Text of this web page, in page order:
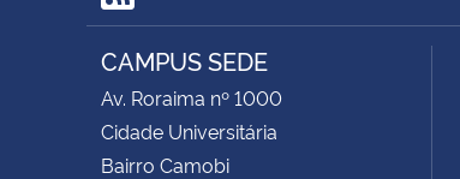
RSS
CAMPUS SEDE
Av. Roraima nº 1000
Cidade Universitária
Bairro Camobi